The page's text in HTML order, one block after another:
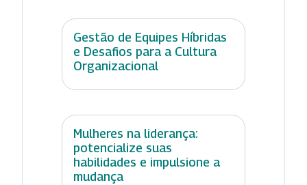
Gestão de Equipes Híbridas
e Desafios para a Cultura
Organizacional
Mulheres na liderança:
potencialize suas
habilidades e impulsione a
mudança